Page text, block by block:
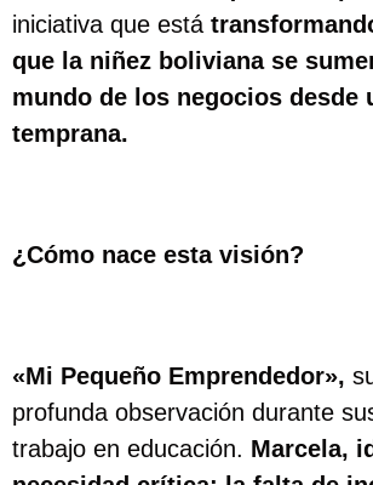
iniciativa que está
que la niñez boliviana se
mundo de los negocios desde
temprana.
¿Cómo nace esta visión?
«Mi Pequeño Emprendedor»,
profunda observación durante
trabajo en educación. Marcela,